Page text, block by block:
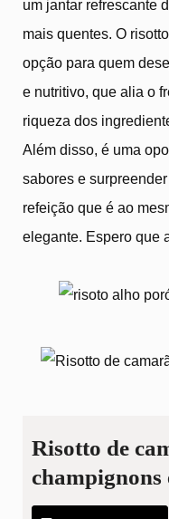
um jantar refrescante
mais quentes. O
opção para quem
e nutritivo, que alia o
riqueza dos
Além disso, é uma
sabores e
refeição que é ao
elegante. Espero que
Risotto de
champignons